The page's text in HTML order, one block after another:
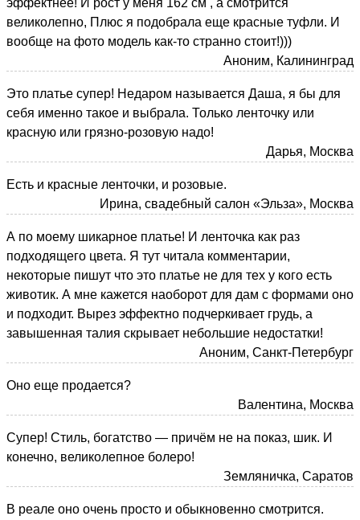
великолепно, Плюс я подобрала еще красные туфли. И
вообще на фото модель как-то странно стоит!)))
Аноним, Калининград
Это платье супер! Недаром называется Даша, я бы для
себя именно такое и выбрала. Только ленточку или
красную или грязно-розовую надо!
Дарья, Москва
Есть и красные ленточки, и розовые.
Ирина, свадебный салон «Эльза», Москва
А по моему шикарное платье! И ленточка как раз
подходящего цвета. Я тут читала комментарии,
некоторые пишут что это платье не для тех у кого есть
животик. А мне кажется наоборот для дам с формами оно
и подходит. Вырез эффектно подчеркивает грудь, а
завышенная талия скрывает небольшие недостатки!
Аноним, Санкт-Петербург
Оно еще продается?
Валентина, Москва
Супер! Стиль, богатство — причём не на показ, шик. И
конечно, великолепное болеро!
Земляничка, Саратов
В реале оно очень просто и обыкновенно смотрится.